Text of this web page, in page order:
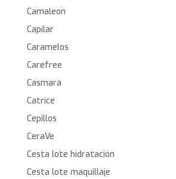
Camaleon
Capilar
Caramelos
Carefree
Casmara
Catrice
Cepillos
CeraVe
Cesta lote hidratación
Cesta lote maquillaje